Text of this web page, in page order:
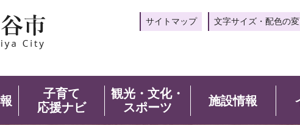
サイトマップ 文字サイズ・配色の
子育て
応援ナビ
観光・文化・
スポーツ
施設情報